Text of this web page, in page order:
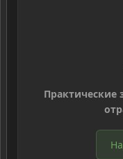
Практические